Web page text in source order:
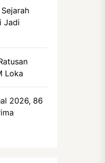
Jadi
Loka
2026, 86